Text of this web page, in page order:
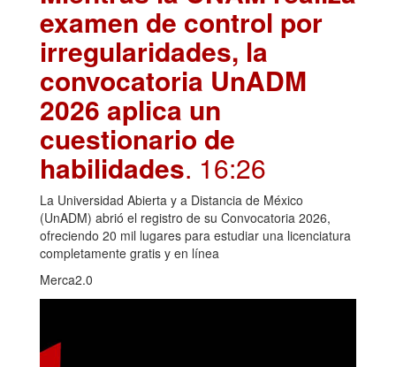
examen de control por
irregularidades, la
convocatoria UnADM
2026 aplica un
cuestionario de
habilidades. 16:26
La Universidad Abierta y a Distancia de México
(UnADM) abrió el registro de su Convocatoria 2026,
ofreciendo 20 mil lugares para estudiar una licenciatura
completamente gratis y en línea
Merca2.0